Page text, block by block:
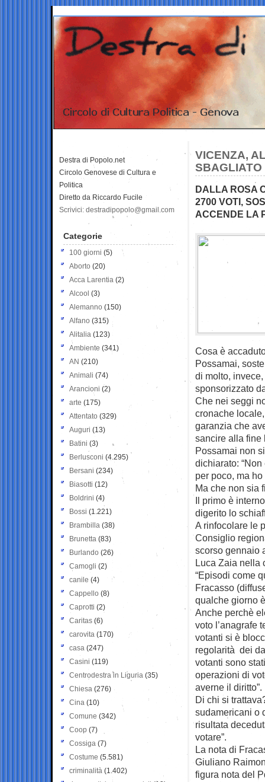
VICENZA,
SBAGLIATO
DALLA ROSA
2700 VOTI,
ACCENDE LA
Cosa è
Possamai,
di molto,
sponsorizzato
Che nei seggi
cronache
garanzia che
sancire alla fine
Possamai non
dichiarato:
per poco, ma
Ma che non sia
Il primo è
digerito lo
A rinfocolare le
Consiglio
scorso gennaio
Luca Zaia nella
“Episodi come
Fracasso
qualche giorno
Anche perchè
voto l’anagrafe
votanti si è
regolarità dei
votanti sono
operazioni di
averne il diritto”.
Di chi si
sudamericani o
risultata
votare”.
La nota di
Giuliano
figura nota del
Destra di Popolo.net
Circolo Genovese di Cultura e
Politica
Diretto da Riccardo Fucile
Scrivici: destradipopolo@gmail.com
Categorie
100 giorni (5)
Aborto (20)
Acca Larentia (2)
Alcool (3)
Alemanno (150)
Alfano (315)
Alitalia (123)
Ambiente (341)
AN (210)
Animali (74)
Arancioni (2)
arte (175)
Attentato (329)
Auguri (13)
Batini (3)
Berlusconi (4.295)
Bersani (234)
Biasotti (12)
Boldrini (4)
Bossi (1.221)
Brambilla (38)
Brunetta (83)
Burlando (26)
Camogli (2)
canile (4)
Cappello (8)
Caprotti (2)
Caritas (6)
carovita (170)
casa (247)
Casini (119)
Centrodestra in Liguria (35)
Chiesa (276)
Cina (10)
Comune (342)
Coop (7)
Cossiga (7)
Costume (5.581)
criminalità (1.402)